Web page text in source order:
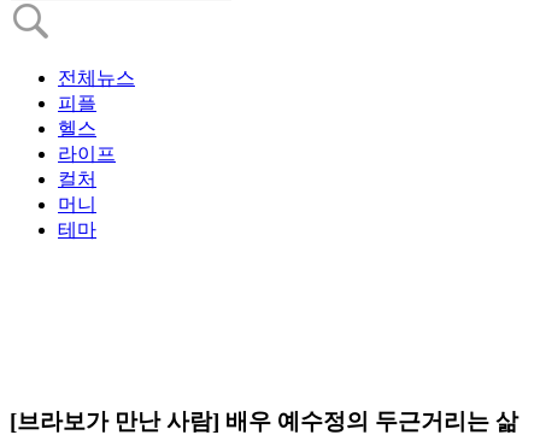
전체뉴스
피플
헬스
라이프
컬처
머니
테마
[브라보가 만난 사람] 배우 예수정의 두근거리는 삶